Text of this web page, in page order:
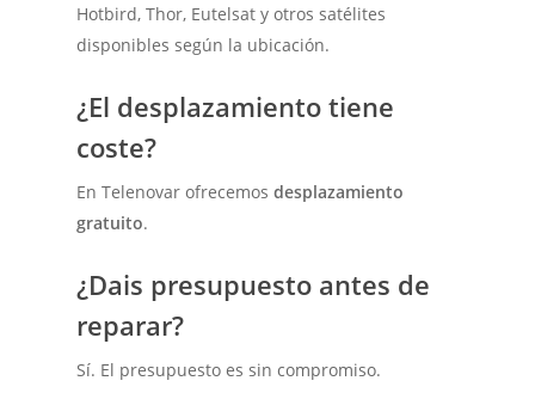
Hotbird, Thor, Eutelsat y otros satélites
disponibles según la ubicación.
¿El desplazamiento tiene
coste?
En Telenovar ofrecemosdesplazamiento
gratuito.
¿Dais presupuesto antes de
reparar?
Sí. El presupuesto es sin compromiso.